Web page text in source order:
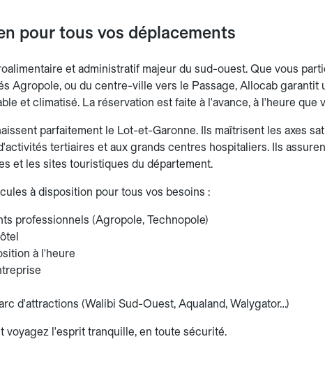
pour tous vos déplacements
et administratif majeur du sud-ouest. Que vous
Agropole, ou du centre-ville vers le Passage, Allocab
et climatisé. La réservation est faite à l'avance, à l'heure que
parfaitement le Lot-et-Garonne. Ils maîtrisent les axes
tertiaires et aux grands centres hospitaliers. Ils
et les sites touristiques du département.
à disposition pour tous vos besoins :
professionnels (Agropole, Technopole)
à l'heure
d'attractions (Walibi Sud-Ouest, Aqualand, Walygator…)
voyagez l'esprit tranquille, en toute sécurité.